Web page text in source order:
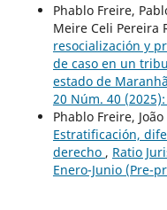
Phablo Freire,
Meire Celi Pereira
resocialización y
de caso en un
estado de
20 Núm. 40
Phablo Freire,
Estratificación,
derecho , Ratio
Enero-Junio (Pre-